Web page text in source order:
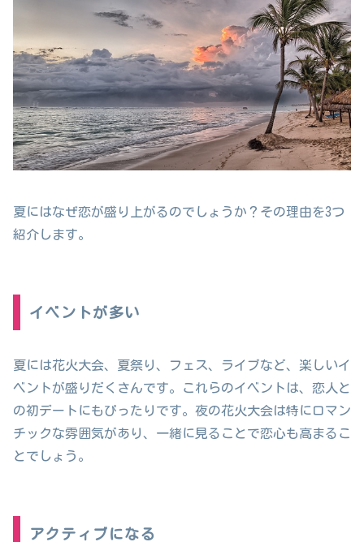
夏にはなぜ恋が盛り上がるのでしょうか？その理由を3つ
紹介します。
イベントが多い
夏には花火大会、夏祭り、フェス、ライブなど、楽しいイ
ベントが盛りだくさんです。これらのイベントは、恋人と
の初デートにもぴったりです。夜の花火大会は特にロマン
チックな雰囲気があり、一緒に見ることで恋心も高まるこ
とでしょう。
アクティブになる